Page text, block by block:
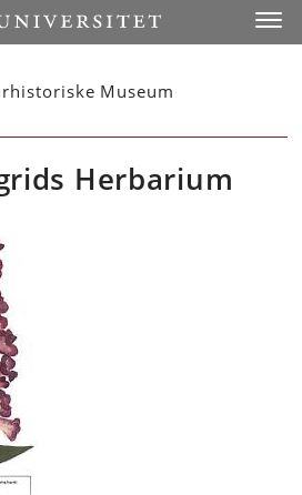
Museum
Herbarium